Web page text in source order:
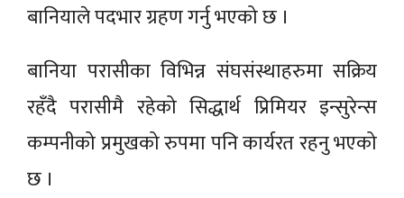
बानियाले पदभार ग्रहण गर्नु भएको छ ।
बानिया परासीका विभिन्न संघसंस्थाहरुमा सक्रिय
रहँदै परासीमै रहेको सिद्धार्थ प्रिमियर इन्सुरेन्स
कम्पनीको प्रमुखको रुपमा पनि कार्यरत रहनु भएको
छ ।